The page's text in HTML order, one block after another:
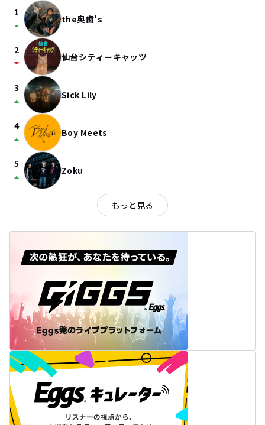
1
arrow_drop_up the奥歯's
2
arrow_drop_down 仙台シティーキャッツ
3
arrow_drop_up Sick Lily
4
arrow_drop_up Boy Meets
5
arrow_drop_up Zoku
もっと見る